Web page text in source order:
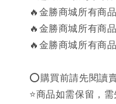
🔥金勝商城所有商
🔥金勝商城所有商
🔥金勝商城所有商
⭕購買前請先閱讀
⭐商品如需保留，